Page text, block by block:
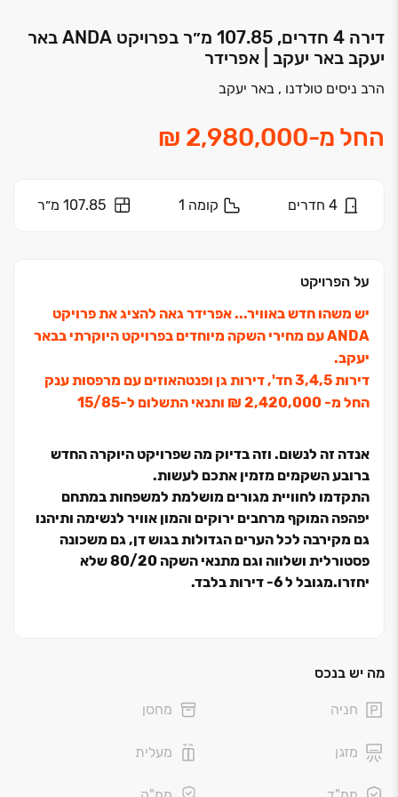
דירה 4 חדרים, 107.85 מ״ר בפרויקט ANDA באר
יעקב באר יעקב | אפרידר
הרב ניסים טולדנו , באר יעקב
החל מ-
4 חדרים קומה 1 107.85 מ״ר
על הפרויקט
יש משהו חדש באוויר... אפרידר גאה להציג את פרויקט
ANDA עם מחירי השקה מיוחדים בפרויקט היוקרתי בבאר
יעקב.
דירות ‏3,4,5 חד', דירות גן ופנטהאוזים עם מרפסות ענק
החל מ‏-‏ 2,420,000 ‏₪ ותנאי התשלום ל-15/85
אנדה זה לנשום. וזה בדיוק מה שפרויקט היוקרה החדש
ברובע השקמים מזמין אתכם לעשות.
התקדמו לחוויית מגורים מושלמת למשפחות במתחם
יפהפה המוקף מרחבים ירוקים והמון אוויר לנשימה ותיהנו
גם מקירבה לכל הערים הגדולות בגוש דן, גם משכונה
פסטורלית ושלווה וגם מתנאי השקה ‏20/‏80 שלא
יחזרו.מגובל ל ‏6‏- דירות בלבד.
מרכזי ונגיש לשכונה שקטה מתוכננת היטב ומוקפת נופים
בניינים בני ‏21 קומות מוקפים גינות מטופחות. מיקומו של
מה יש בנכס
חניה מחסן
מזגן מעלית